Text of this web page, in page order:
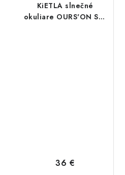
KiETLA slnečné
okuliare OURS'ON Sky
36 €